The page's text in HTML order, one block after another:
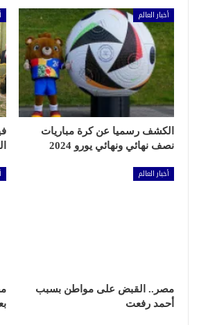
أخبار العالم
الكشف رسميا عن كرة مباريات
نصف نهائي ونهائي يورو 2024
أخبار العالم
مصر.. القبض على مواطن بسبب
أحمد رفعت